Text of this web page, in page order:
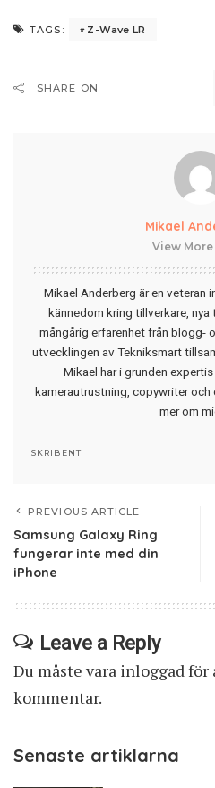
TAGS: Z-Wave LR
SHARE ON
Mikael
View
Mikael Anderberg är en veteran
kännedom kring tillverkare,
mångårig erfarenhet från blogg-
utvecklingen av Tekniksmart
Mikael har i grunden
kamerautrustning, copywriter och
mer om
SKRIBENT
PREVIOUS ARTICLE
Samsung Galaxy Ring
fungerar inte med din
iPhone
Leave a Reply
Du måste vara inloggadför
kommentar.
Senaste artiklarna